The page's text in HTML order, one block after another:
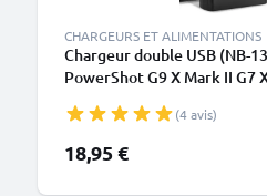
CHARGEURS ET ALIMENTATIONS
Chargeur double USB (NB-
PowerShot G9 X Mark II G7
Câble USB de CELLONIC
(4 avis)
18,95 €